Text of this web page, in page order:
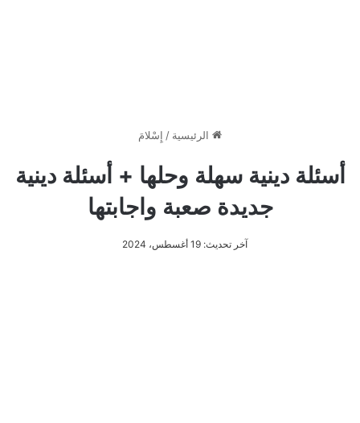
الرئيسية / إِسْلامَ
أسئلة دينية سهلة وحلها + أسئلة دينية
جديدة صعبة واجابتها
آخر تحديث: 19 أغسطس، 2024